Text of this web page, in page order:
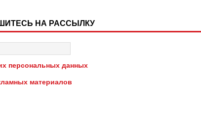
НА РАССЫЛКУ
персональных данных
материалов